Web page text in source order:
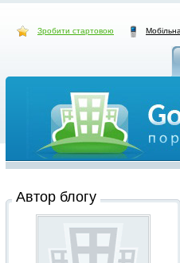
Зробити стартовою
Автор блогу